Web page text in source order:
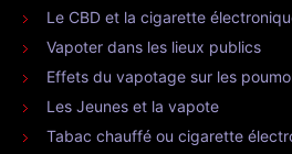
Le CBD et la cigarette
Vapoter dans les lieux publics
Effets du vapotage sur les
Les Jeunes et la vapote
Tabac chauffé ou cigarette